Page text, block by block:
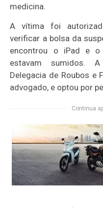
medicina.
A vítima foi
verificar a bolsa da
encontrou o iPad e o
estavam sumidos.
Delegacia de Roubos e
advogado, e optou por
Continua